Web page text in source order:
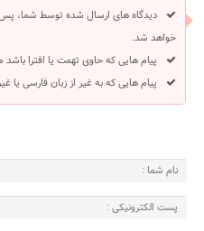
دیدگاه های ارسال شده توسط شما،
خواهد شد.
پیام هایی که حاوی تهمت یا افترا
پیام هایی که به غیر از زبان فارسی یا